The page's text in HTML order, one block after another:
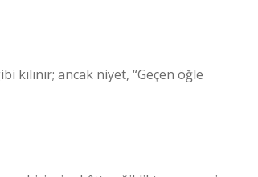
kılınır; ancak niyet, “Geçen öğle